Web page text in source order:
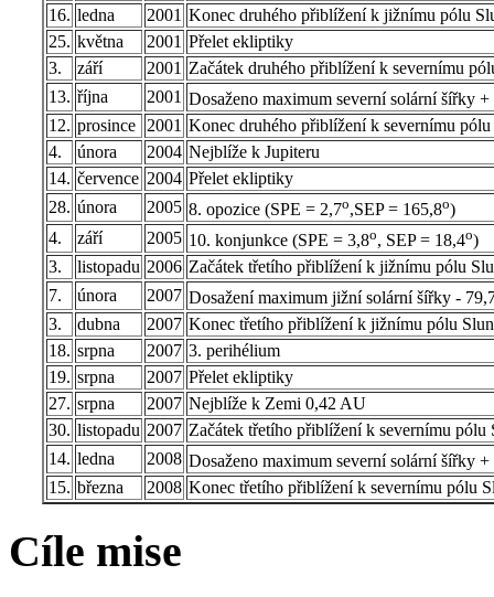
16. ledna 2001 Konec druhého přiblížení k jižnímu pólu
25. května 2001 Přelet ekliptiky
3.
září 2001 Začátek druhého přiblížení k severnímu
13. října 2001 Dosaženo maximum severní solární šířky +
12. prosince 2001 Konec druhého přiblížení k severnímu pólu
4.
února 2004 Nejblíže k Jupiteru
14. července 2004 Přelet ekliptiky
28. února 2005 8. opozice (SPE = 2,7o,SEP = 165,8o)
4.
září 2005 10. konjunkce (SPE = 3,8o, SEP = 18,4o)
3.
listopadu 2006 Začátek třetího přiblížení k jižnímu pólu
7.
února 2007 Dosažení maximum jižní solární šířky -
3.
dubna 2007 Konec třetího přiblížení k jižnímu pólu
18. srpna 2007 3. perihélium
19. srpna 2007 Přelet ekliptiky
27. srpna 2007 Nejblíže k Zemi 0,42 AU
30. listopadu 2007 Začátek třetího přiblížení k severnímu pólu
14. ledna 2008 Dosaženo maximum severní solární šířky +
15. března 2008 Konec třetího přiblížení k severnímu pólu
Cíle mise